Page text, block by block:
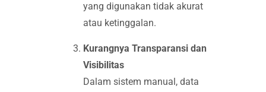
yang digunakan tidak akurat
atau ketinggalan.
Kurangnya Transparansi dan
Visibilitas
Dalam sistem manual, data